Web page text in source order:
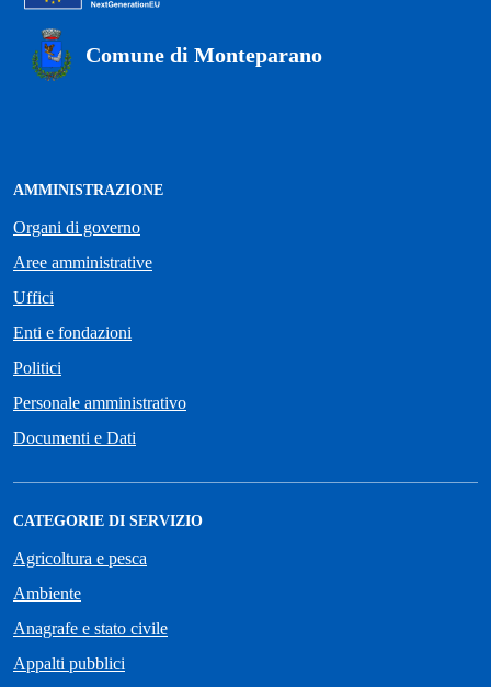
Comune di Monteparano
AMMINISTRAZIONE
Organi di governo
Aree amministrative
Uffici
Enti e fondazioni
Politici
Personale amministrativo
Documenti e Dati
CATEGORIE DI SERVIZIO
Agricoltura e pesca
Ambiente
Anagrafe e stato civile
Appalti pubblici